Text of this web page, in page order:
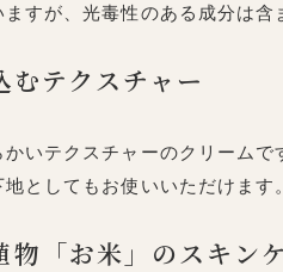
が、光毒性のある成分は含
テクスチャー
いテクスチャーのクリームで
としてもお使いいただけます
「お米」のスキン